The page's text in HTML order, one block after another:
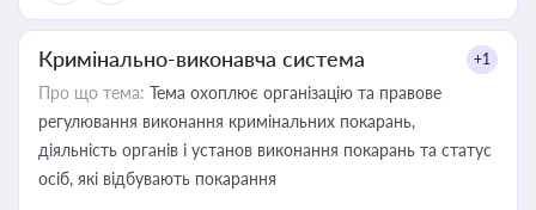
Кримінально-виконавча система +1
Про що тема: Тема охоплює організацію та правове
регулювання виконання кримінальних покарань,
діяльність органів і установ виконання покарань та статус
осіб, які відбувають покарання